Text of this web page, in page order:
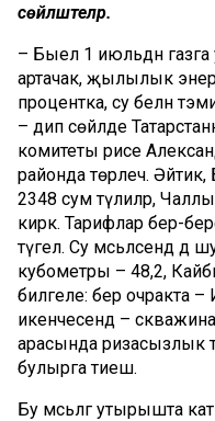
сөйләштеләр.
– Быел 1 июльдән
артачак, җылылык
процентка, су белән
– дип сөйләде
комитеты рәисе
районда төрлечә.
2348 сум түлиләр,
кирәк. Тарифлар бер-
түгел. Су мәсьәләсендә
кубометры – 48,2,
билгеле: бер очракта
икенчесендә –
арасында ризасызлык
булырга тиеш.
Бу мәсьәләгә утырышта